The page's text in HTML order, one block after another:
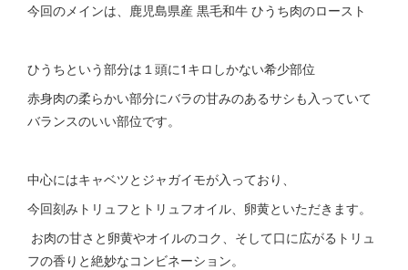
今回のメインは、鹿児島県産 黒毛和牛 ひうち肉のロースト
ひうちという部分は１頭に1キロしかない希少部位
赤身肉の柔らかい部分にバラの甘みのあるサシも入っていて
バランスのいい部位です。
中心にはキャベツとジャガイモが入っており、
今回刻みトリュフとトリュフオイル、卵黄といただきます。
お肉の甘さと卵黄やオイルのコク、そして口に広がるトリュ
フの香りと絶妙なコンビネーション。